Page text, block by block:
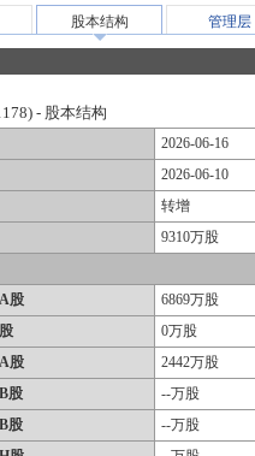
股本结构 管理层
- 股本结构
2026-06-16
2026-06-10
转增
9310万股
股
6869万股
0万股
股
2442万股
股
--万股
股
--万股